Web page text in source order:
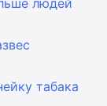
людей
табака